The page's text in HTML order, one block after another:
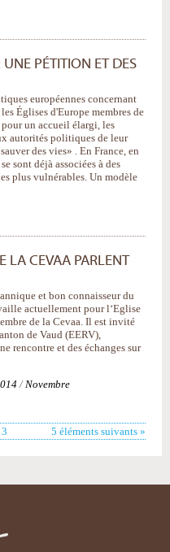
PÉTITION ET DES
européennes concernant
Églises d'Europe membres de
pour un accueil élargi, les
autorités politiques de leur
des vies» . En France, en
sont déjà associées à des
plus vulnérables. Un modèle
LA CEVAA PARLENT
et bon connaisseur du
actuellement pour l‘Eglise
de la Cevaa. Il est invité
de Vaud (EERV),
rencontre et des échanges sur
/Novembre
5 éléments suivants »
3